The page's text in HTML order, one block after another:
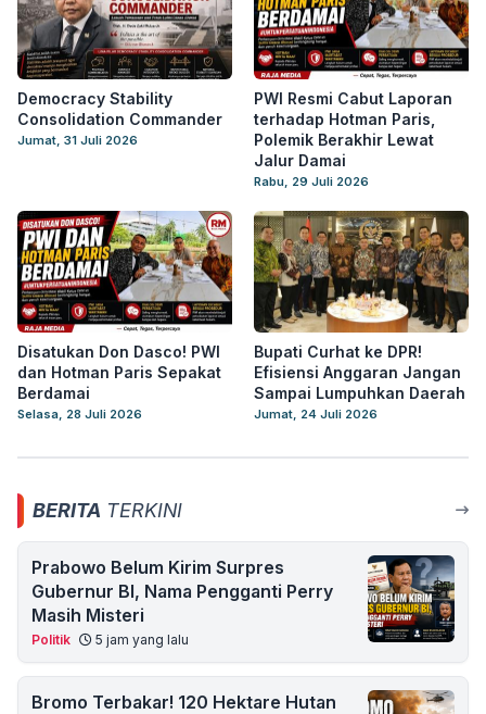
Democracy Stability
Consolidation Commander
Jumat, 31 Juli 2026
PWI Resmi Cabut Laporan
terhadap Hotman Paris,
Polemik Berakhir Lewat
Jalur Damai
Rabu, 29 Juli 2026
Disatukan Don Dasco! PWI
dan Hotman Paris Sepakat
Berdamai
Selasa, 28 Juli 2026
Bupati Curhat ke DPR!
Efisiensi Anggaran Jangan
Sampai Lumpuhkan Daerah
Jumat, 24 Juli 2026
BERITA TERKINI
Prabowo Belum Kirim Surpres
Gubernur BI, Nama Pengganti Perry
Masih Misteri
Politik 5 jam yang lalu
Bromo Terbakar! 120 Hektare Hutan